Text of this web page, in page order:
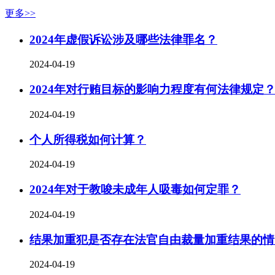
更多>>
2024年虚假诉讼涉及哪些法律罪名？
2024-04-19
2024年对行贿目标的影响力程度有何法律规定？
2024-04-19
个人所得税如何计算？
2024-04-19
2024年对于教唆未成年人吸毒如何定罪？
2024-04-19
结果加重犯是否存在法官自由裁量加重结果的
2024-04-19